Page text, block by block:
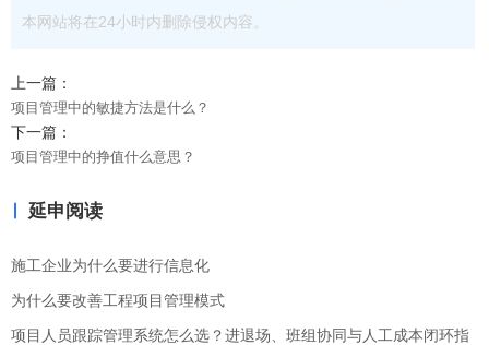
本网站将在24小时内删除侵权内容。
上一篇：
项目管理中的敏捷方法是什么？
下一篇：
项目管理中的挣值什么意思？
延申阅读
施工企业为什么要进行信息化
为什么要改善工程项目管理模式
项目人员跟踪管理系统怎么选？进退场、班组协同与人工成本闭环指